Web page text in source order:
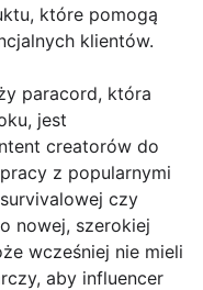
które pomogą
klientów.
paracord, która
jest
creatorów do
z popularnymi
czy
nowej, szerokiej
wcześniej nie mieli
aby influencer